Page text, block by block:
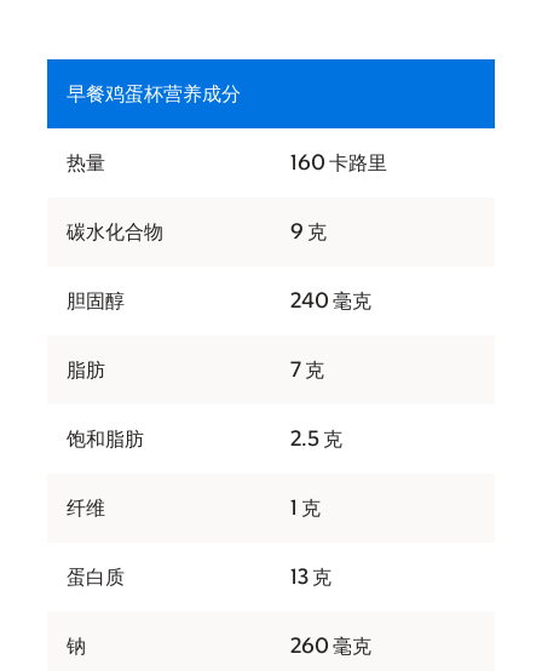
早餐鸡蛋杯营养成分
热量 160 卡路里
碳水化合物 9 克
胆固醇 240 毫克
脂肪 7 克
饱和脂肪 2.5 克
纤维 1 克
蛋白质 13 克
钠 260 毫克